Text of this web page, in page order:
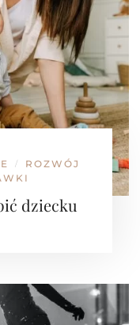
/
ROZWÓJ
dziecku